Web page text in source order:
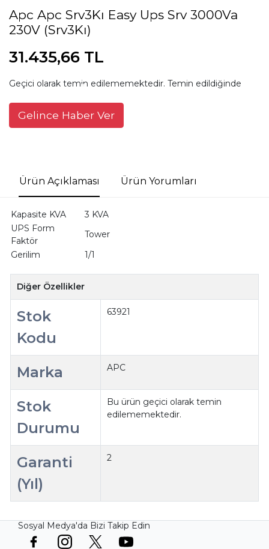
Apc Apc Srv3Kı Easy Ups Srv 3000Va
230V (Srv3Kı)
31.435,66 TL
Geçici olarak temin edilememektedir. Temin edildiğinde
Gelince Haber Ver
Ürün Açıklaması Ürün Yorumları
Kapasite KVA
3 KVA
UPS Form
Faktör
Tower
Gerilim
1/1
Diğer Özellikler
Stok
Kodu
63921
Marka APC
Stok
Durumu
Bu ürün geçici olarak temin
edilememektedir.
Garanti
(Yıl)
2
Sosyal Medya'da Bizi Takip Edin